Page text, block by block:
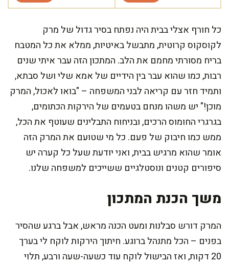
כל חורף אצלי בבית היה נפתח בסיר גדול של מרק
לקוסקוס קרוטית, מתבשל באיטיות, ממלא את כל המטבח
בריח מסורתי מחמם את הלב. המתכון הזה עבר איתי שנים
רבות, כמו שהוא עבר בין הידיים של אמא שלי ושל סבתא,
ותמיד חזר עם קריאה לבני המשפחה – "בואו לאכול, המרק
מוכן!" יש משהו מנחם בטעמים של הירקות הכתומים,
בגרגרי החומוס הרכים, ובניחוח התבלינים שעוטף את הכל,
ממש כמו חיבוק של פעם. כל מי שטועם את המרק הזה
אומר שהוא מרגיש בבית, ואני יודעת שעל כל קערה יש
סיפורים קטנים ונוסטלגיים ששייכים למשפחה שלנו.
משך הכנת המתכון
המרק דורש סבלנות ומעט הכנה מראש, אבל ברגע שהסיר
בפנים – הכל מתנהל ברוגע. חיתוך הירקות לוקח לי בערך
20 דקות, ואז הבישול לוקח עוד כשעה-שעה ורבע, תלוי